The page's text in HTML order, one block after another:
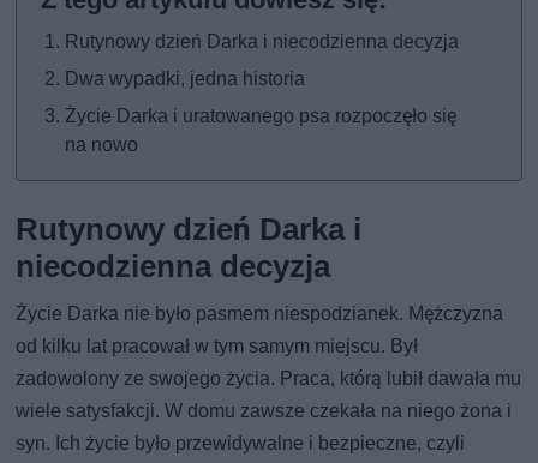
Rutynowy dzień Darka i niecodzienna decyzja
Dwa wypadki, jedna historia
Życie Darka i uratowanego psa rozpoczęło się
na nowo
Rutynowy dzień Darka i
niecodzienna decyzja
Życie Darka nie było pasmem niespodzianek. Mężczyzna
od kilku lat pracował w tym samym miejscu. Był
zadowolony ze swojego życia. Praca, którą lubił dawała mu
wiele satysfakcji. W domu zawsze czekała na niego żona i
syn. Ich życie było przewidywalne i bezpieczne, czyli